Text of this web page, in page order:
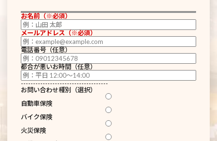
お名前（※必須）
メールアドレス（※必須）
電話番号（任意）
都合が悪いお時間（任意）
------------------------------------
お問い合わせ種別（選択）
自動車保険
バイク保険
火災保険